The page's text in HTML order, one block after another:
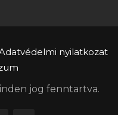
nyilatkozat
jog fenntartva.